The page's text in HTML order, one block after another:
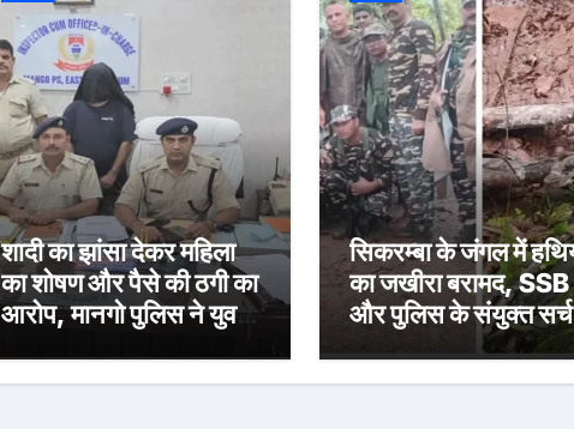
शादी का झांसा देकर महिला
का शोषण और पैसे की ठगी का
आरोप, मानगो पुलिस ने युवक
सिकरम्बा के जंगल में
का जखीरा बरामद, SSB
और पुलिस के संयुक्त सर्च
अभियान में मिली सफलता